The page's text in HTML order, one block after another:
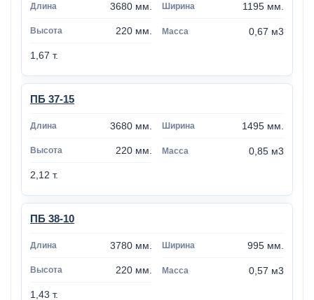
3680 мм. 1195 мм.
220 мм. 0,67 м3
1,67 т.
ПБ 37-15
3680 мм. 1495 мм.
220 мм. 0,85 м3
2,12 т.
ПБ 38-10
3780 мм. 995 мм.
220 мм. 0,57 м3
1,43 т.